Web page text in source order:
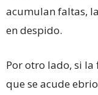
acumulan faltas,
en despido.
Por otro lado, si la
que se acude